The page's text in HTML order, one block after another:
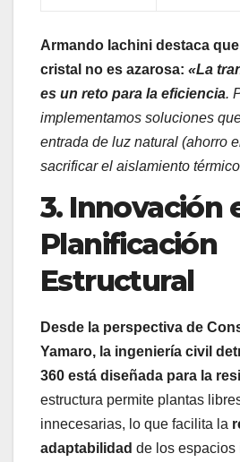
Armando Iachini destaca
cristal no es azarosa: «La
es un reto para la eficiencia.
implementamos soluciones
entrada de luz natural (ahorro
sacrificar el aislamiento
3. Innovación
Planificación
Estructural
Desde la perspectiva de
Yamaro, la ingeniería civil
360 está diseñada para la
estructura permite plantas
innecesarias, lo que facilita la
adaptabilidad de los espacios